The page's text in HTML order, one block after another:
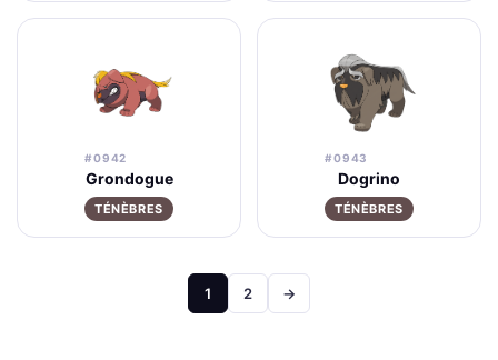
#0942
Grondogue
TÉNÈBRES
#0943
Dogrino
TÉNÈBRES
Pagination
1 2 →